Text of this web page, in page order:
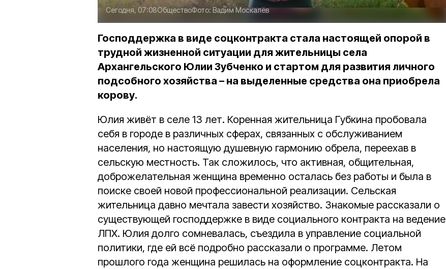
Сегодня, 07:08ОбществоФото: Вадим Москалёв
Господдержка в виде соцконтракта стала настоящей опорой в
трудной жизненной ситуации для жительницы села
Архангельского Юлии Зубченко и стартом для развития личного
подсобного хозяйства – на выделенные средства она приобрела
корову.
Юлия живёт в селе 13 лет. Коренная жительница Губкина пробовала
себя в городе в различных сферах, связанных с обслуживанием
населения, но настоящую душевную гармонию обрела, переехав в
сельскую местность. Так сложилось, что активная, общительная,
доброжелательная женщина временно осталась без работы и была в
поиске своей новой профессиональной реализации. Сельская
жительница давно мечтала завести хозяйство. Знакомые рассказали о
существующей господдержке в виде социального контракта на ведение
ЛПХ. Юлия долго сомневалась, съездила в управление социальной
политики, где ей всё подробно рассказали о программе. Летом
прошлого года женщина решилась на оформление соцконтракта. На